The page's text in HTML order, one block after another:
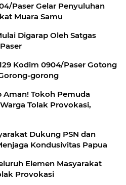
Paser Gelar Penyuluhan
Muara Samu
Digarap Oleh Satgas
Kodim 0904/Paser Gotong
gorong
Aman! Tokoh Pemuda
Tolak Provokasi,
Dukung PSN dan
Kondusivitas Papua
Elemen Masyarakat
Provokasi